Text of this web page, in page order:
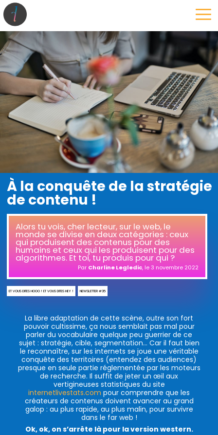
À la conquête de la stratégie
de contenu !
Alors tu vois, cher lecteur, sur le web, le
monde se divise en deux catégories : ceux
qui produisent des contenus pour des
humains et ceux qui les produisent pour des
algorithmes. Et toi, tu produis pour qui ?
Par Charline Legledic, le3 novembre 2022
ET VOUS DITES HOOO ! ET VOUS DITES HEY ! NEWSLETTER #35
La libre adaptation de cette scène, outre son fort
pouvoir cultissime, ça nous semblait pas mal pour
parler du vocabulaire quelque peu guerrier de ce
sujet : stratégie, cible, segmentation… Car il faut bien
le reconnaître, sur les internets se joue une véritable
conquête des territoires (entendez des audiences)
presque en seule partie réglementée par les moteurs
de recherche. Il suffit de jeter un œil aux
vertigineuses statistiques du site
internetlivestats.com pour comprendre que les
créateurs de contenus doivent avancer au grand
galop : au plus rapide, au plus malin, pour survivre
dans le far web !
Ok, ok, on s’arrête là pour la version western.